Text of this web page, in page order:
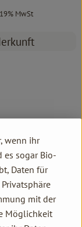
19% MwSt
wenn ihr
es sogar Bio-
Daten für
mit der
Möglichkeit